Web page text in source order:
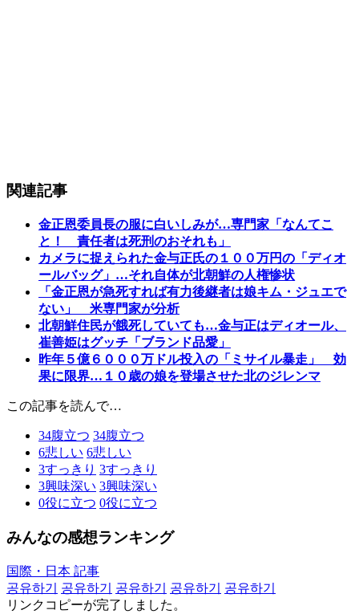
関連記事
金正恩委員長の服に白いしみが…専門家「なんてこ
と！ 責任者は死刑のおそれも」
カメラに捉えられた金与正氏の１００万円の「ディオ
ールバッグ」…それ自体が北朝鮮の人権惨状
「金正恩が急死すれば有力後継者は娘キム・ジュエで
ない」 米専門家が分析
北朝鮮住民が餓死していても…金与正はディオール、
崔善姫はグッチ「ブランド品愛」
昨年５億６０００万ドル投入の「ミサイル暴走」 効
果に限界…１０歳の娘を登場させた北のジレンマ
この記事を読んで…
34腹立つ 34腹立つ
6悲しい 6悲しい
3すっきり 3すっきり
3興味深い 3興味深い
0役に立つ 0役に立つ
みんなの感想ランキング
国際・日本 記事
공유하기
공유하기 공유하기 공유하기
공유하기
リンクコピーが完了しました。